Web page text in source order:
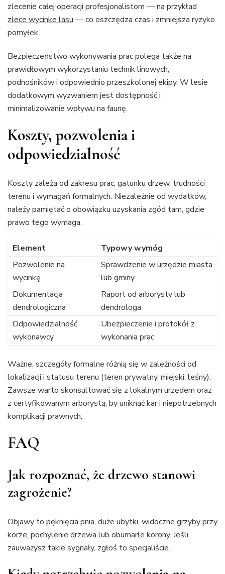
zlecenie całej operacji profesjonalistom — na przykład
zlece wycinke lasu — co oszczędza czas i zmniejsza ryzyko
pomyłek.
Bezpieczeństwo wykonywania prac polega także na
prawidłowym wykorzystaniu technik linowych,
podnośników i odpowiednio przeszkolonej ekipy. W lesie
dodatkowym wyzwaniem jest dostępność i
minimalizowanie wpływu na faunę.
Koszty, pozwolenia i
odpowiedzialność
Koszty zależą od zakresu prac, gatunku drzew, trudności
terenu i wymagań formalnych. Niezależnie od wydatków,
należy pamiętać o obowiązku uzyskania zgód tam, gdzie
prawo tego wymaga.
Element
Typowy wymóg
Pozwolenie na
wycinkę
Sprawdzenie w urzędzie miasta
lub gminy
Dokumentacja
dendrologiczna
Raport od arborysty lub
dendrologa
Odpowiedzialność
wykonawcy
Ubezpieczenie i protokół z
wykonania prac
Ważne: szczegóły formalne różnią się w zależności od
lokalizacji i statusu terenu (teren prywatny, miejski, leśny).
Zawsze warto skonsultować się z lokalnym urzędem oraz
z certyfikowanym arborystą, by uniknąć kar i niepotrzebnych
komplikacji prawnych.
FAQ
Jak rozpoznać, że drzewo stanowi
zagrożenie?
Objawy to pęknięcia pnia, duże ubytki, widoczne grzyby przy
korze, pochylenie drzewa lub obumarłe korony. Jeśli
zauważysz takie sygnały, zgłoś to specjaliście.